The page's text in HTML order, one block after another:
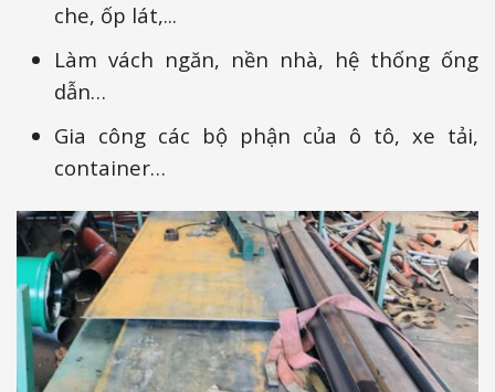
che, ốp lát,...
Làm vách ngăn, nền nhà, hệ thống ống
dẫn…
Gia công các bộ phận của ô tô, xe tải,
container…